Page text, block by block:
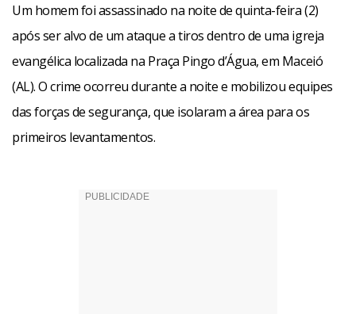
Um homem foi assassinado na noite de quinta-feira (2)
após ser alvo de um ataque a tiros dentro de uma igreja
evangélica localizada na Praça Pingo d’Água, em Maceió
(AL). O crime ocorreu durante a noite e mobilizou equipes
das forças de segurança, que isolaram a área para os
primeiros levantamentos.